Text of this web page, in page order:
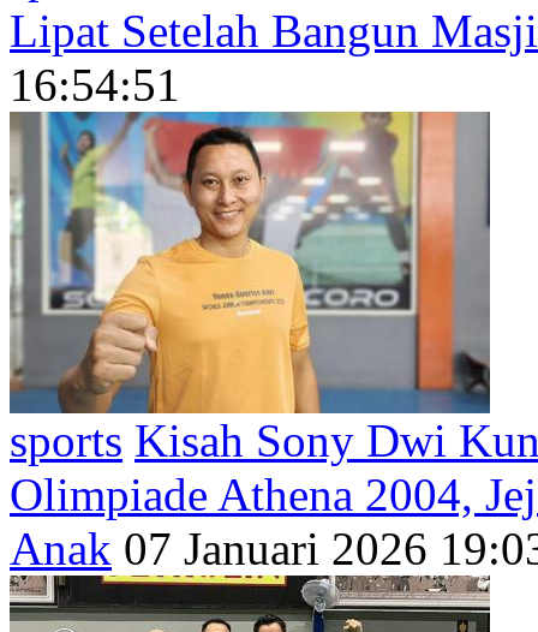
Lipat Setelah Bangun
16:54:51
sports Kisah Sony Dwi
Olimpiade Athena 2004,
Anak 07 Januari 2026